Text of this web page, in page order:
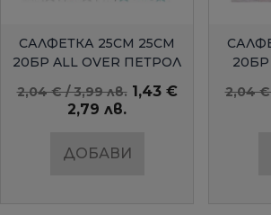
БЪРЗ ПРЕГЛЕД
САЛФЕТКА 25СМ 25СМ
20БР ALL OVER ПЕТРОЛ
2,04 € / 3,99 лв. 1,43 €
2,79 лв.
ДОБАВИ
20БР
2,04 €